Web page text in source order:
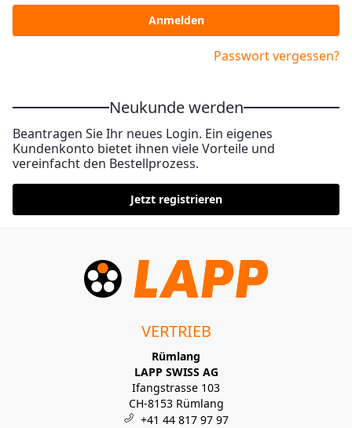
Anmelden
Passwort vergessen?
Neukunde werden
Beantragen Sie Ihr neues Login. Ein eigenes
Kundenkonto bietet ihnen viele Vorteile und
vereinfacht den Bestellprozess.
Jetzt registrieren
VERTRIEB
Rümlang
LAPP SWISS AG
Ifangstrasse 103
CH-8153 Rümlang
+41 44 817 97 97